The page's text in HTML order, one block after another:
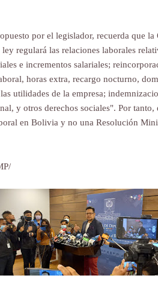
por el legislador, recuerda que
regulará las relaciones laborales
e incrementos salariales;
horas extra, recargo nocturno,
utilidades de la empresa;
y otros derechos sociales". Por tanto,
en Bolivia y no una Resolución